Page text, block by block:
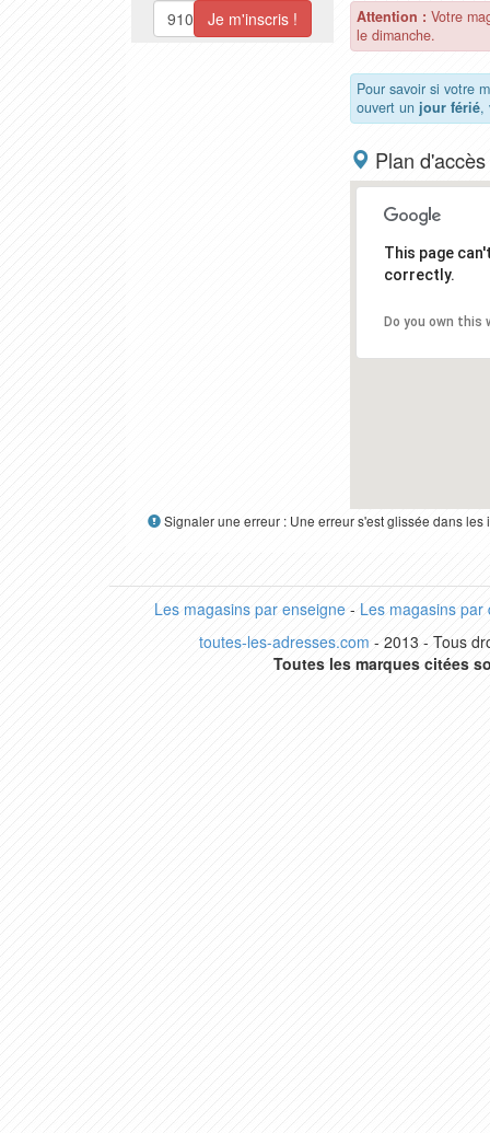
Attention : Votre
le dimanche.
Pour savoir si votre
ouvert un jour férié,
Plan d'accès
This page
correctly.
Do you own this
Signaler une erreur : Une erreur s'est glissée dans
Les magasins par enseigne- Les magasins par
toutes-les-adresses.com - 2013 - Tous
Toutes les marques citées